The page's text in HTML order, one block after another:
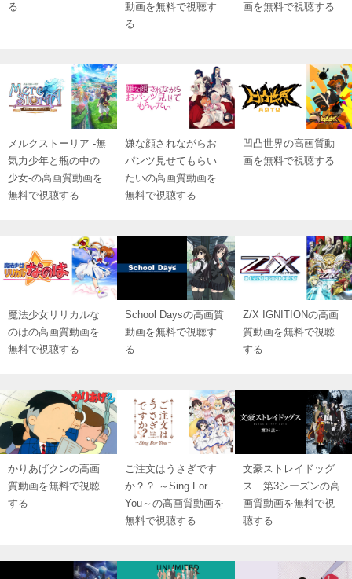
る
動画を無料で視聴す
る
画を無料で視聴する
メルクストーリア ‐無
気力少年と瓶の中の
少女‐の高画質動画を
無料で視聴する
嫌な顔されながらお
パンツ見せてもらい
たいの高画質動画を
無料で視聴する
凹凸世界の高画質動
画を無料で視聴する
魔法少女リリカルな
のはの高画質動画を
無料で視聴する
School Daysの高画質
動画を無料で視聴す
る
Z/X IGNITIONの高画
質動画を無料で視聴
する
かりあげクンの高画
質動画を無料で視聴
する
ご注文はうさぎです
か？？ ～Sing For
You～の高画質動画を
無料で視聴する
文豪ストレイドッグ
ス 第3シーズンの高
画質動画を無料で視
聴する